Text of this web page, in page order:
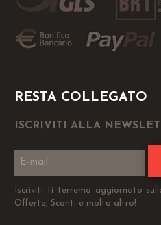
RESTA COLLEGATO
ISCRIVITI ALLA
Iscriviti ti terremo aggiornato
Offerte, Sconti e molto altro!